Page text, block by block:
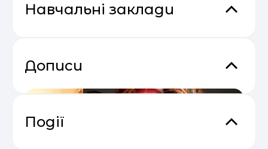
Навчальні заклади
Дописи
Події